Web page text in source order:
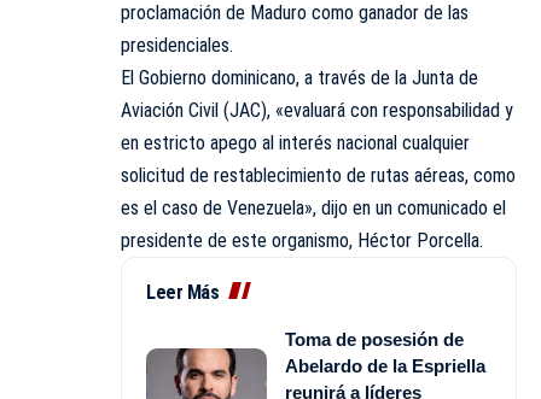
proclamación de Maduro como ganador de las
presidenciales.
El Gobierno dominicano, a través de la Junta de
Aviación Civil (JAC), «evaluará con responsabilidad y
en estricto apego al interés nacional cualquier
solicitud de restablecimiento de rutas aéreas, como
es el caso de Venezuela», dijo en un comunicado el
presidente de este organismo, Héctor Porcella.
Leer Más
Toma de posesión de
Abelardo de la Espriella
reunirá a líderes